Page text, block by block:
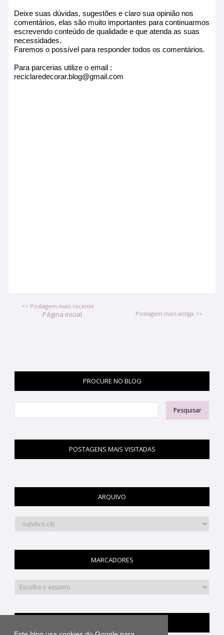
Deixe suas dúvidas, sugestões e claro sua opinião nos
comentários, elas são muito importantes para continuarmos
escrevendo conteúdo de qualidade e que atenda as suas
necessidades.
Faremos o possível para responder todos os comentários.
Para parcerias utilize o email :
reciclaredecorar.blog@gmail.com
<< Postagem mais recente
Postagem mais antiga >>
Página inicial
PROCURE NO BLOG
POSTAGENS MAIS VISITADAS
ARQUIVO
MARCADORES